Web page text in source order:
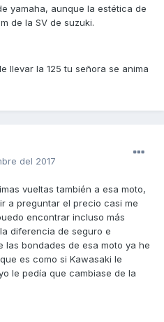
yamaha, aunque la estética de
de la SV de suzuki.
llevar la 125 tu señora se anima
del 2017
vueltas también a esa moto,
a preguntar el precio casi me
encontrar incluso más
diferencia de seguro e
las bondades de esa moto ya he
es como si Kawasaki le
le pedía que cambiase de la